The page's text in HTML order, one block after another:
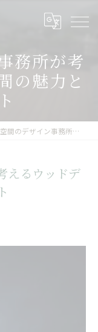
務所が考
の魅力と
イン事務所が考えるウッドデッキ空間の魅力と実践ポイント
えるウッドデ